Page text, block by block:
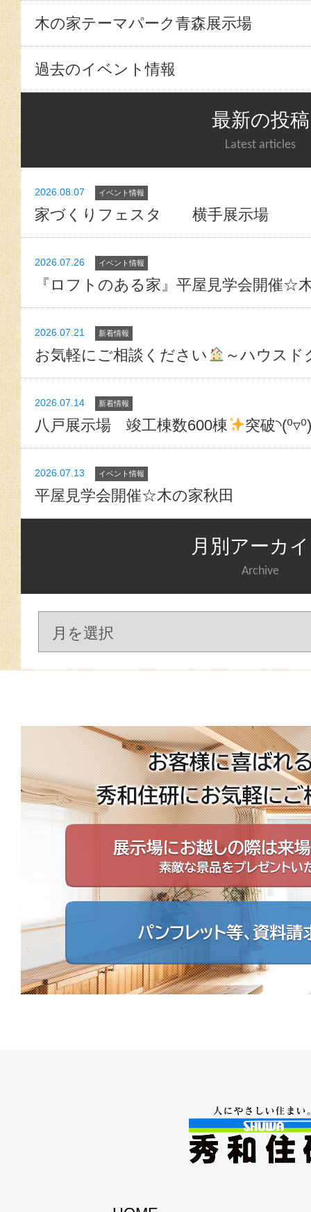
木の家テーマパーク青森展示場
過去のイベント情報
最新の投稿
Latest articles
2026.08.07 イベント情報
家づくりフェスタ 横手展示場
2026.07.26 イベント情報
『ロフトのある家』平屋見学会開催☆
2026.07.21 新着情報
お気軽にご相談ください ～ハウスド
2026.07.14 新着情報
八戸展示場 竣工棟数600棟 突破
2026.07.13 イベント情報
平屋見学会開催☆木の家秋田
月別アーカ
Archive